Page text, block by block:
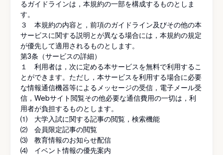
るガイドラインは，本規約の一部を構成するものとしま
す。
３ 本規約の内容と，前項のガイドライン及びその他の本
サービスに関する説明とが異なる場合には，本規約の規定
が優先して適用されるものとします。
第3条（サービスの詳細）
１ 利用者は，次に定める本サービスを無料で利用するこ
とができます。ただし，本サービスを利用する場合に必要
な情報通信機器等によるメッセージの受信，電子メール受
信，Webサイト閲覧その他必要な通信費用の一切は，利
用者が負担するものとします。
⑴ 大学入試に関する記事の閲覧，検索機能
⑵ 会員限定記事の閲覧
⑶ 教育情報のお知らせ配信
⑷ イベント情報の優先案内